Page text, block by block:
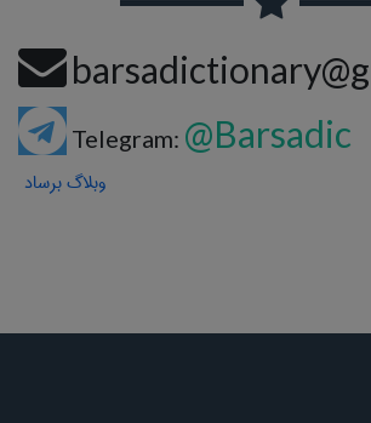
Telegram: @Barsadic
وبلاگ برساد